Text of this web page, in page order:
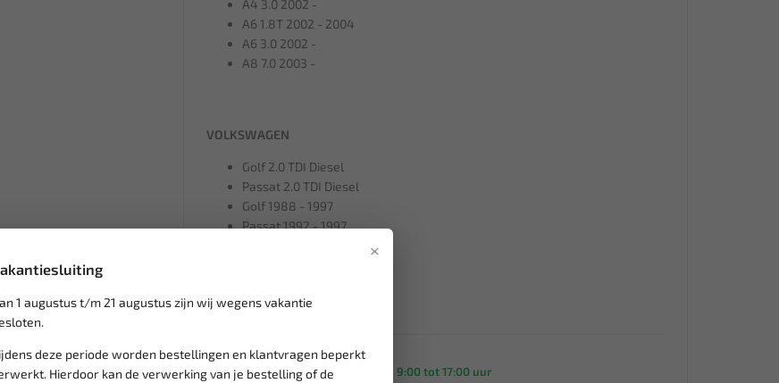
×
1 augustus t/m 21 augustus zijn wij wegens vakantie
deze periode worden bestellingen en klantvragen beperkt
Hierdoor kan de verwerking van je bestelling of de
A4 3.0 2002 -
A6 1.8T 2002 - 2004
A6 3.0 2002 -
A8 7.0 2003 -
VOLKSWAGEN
Golf 2.0 TDI Diesel
Passat 2.0 TDI Diesel
Golf 1988 - 1997
Passat 1992 - 1997
OEM: T10020
Klantenservice,werkdagen van 9:00 tot 17:00 uur